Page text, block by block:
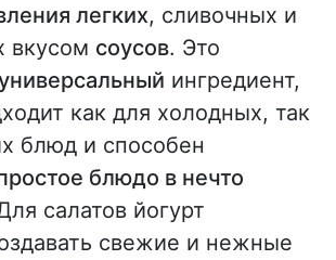
легких, сливочных и
вкусом соусов. Это
ингредиент,
как для холодных, так
блюд и способен
блюдо в нечто
салатов йогурт
свежие и нежные